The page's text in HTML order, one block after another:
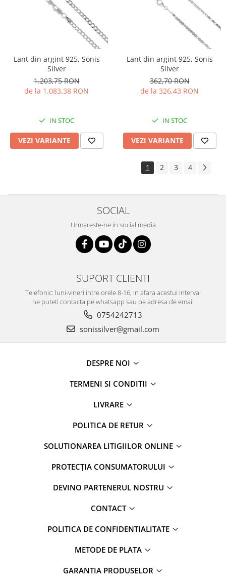
Lant din argint 925, Sonis
Silver
1.203,75 RON
de la 1.083,38 RON
IN STOC
VEZI VARIANTE
Lant din argint 925, Sonis
Silver
362,70 RON
de la 326,43 RON
IN STOC
VEZI VARIANTE
1 2 3 4
SOCIAL
Urmareste-ne in social media
SUPORT CLIENTI
Telefonic: luni-vineri intre orele 8-16, in afara acestui interval
ne puteti contacta pe whatsapp sau pe adresa de email
0754242713
sonissilver@gmail.com
DESPRE NOI
TERMENI SI CONDITII
LIVRARE
POLITICA DE RETUR
SOLUTIONAREA LITIGIILOR ONLINE
PROTECȚIA CONSUMATORULUI
DEVINO PARTENERUL NOSTRU
CONTACT
POLITICA DE CONFIDENTIALITATE
METODE DE PLATA
GARANTIA PRODUSELOR